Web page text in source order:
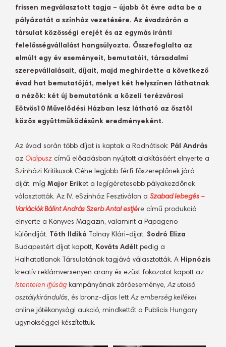
frissen megválasztott tagja – újabb öt évre adta be a
pályázatát a színház vezetésére. Az évadzárón a
társulat közösségi erejét és az egymás iránti
felelősségvállalást hangsúlyozta. Összefoglalta az
elmúlt egy év eseményeit, bemutatóit, társadalmi
szerepvállalásait, díjait, majd meghirdette a következő
évad hat bemutatóját, melyet két helyszínen láthatnak
a nézők: két új bemutatónk a közeli terézvárosi
Eötvös10 Művelődési Házban lesz látható az ősztől
közös együttműködésünk eredményeként.
Az évad során több díjat is kaptak a Radnótisok: Pál András
az Oidipusz című előadásban nyújtott alakításáért elnyerte a
Színházi Kritikusok Céhe legjobb férfi főszereplőnek járó
díját, míg Major Eriket a legígéretesebb pályakezdőnek
választották. Az IV. eSzínház Fesztiválon a Szabad lebegés –
Variációk Bálint András Szerb Antal estjére című produkció
elnyerte a Könyves Magazin, valamint a Papageno
különdíját. Tóth Ildikó Tolnay Klári-díjat, Sodró Eliza
Budapestért díjat kapott, Kováts Adélt pedig a
Halhatatlanok Társulatának tagjává választották. A Hipnózis
kreatív reklámversenyen arany és ezüst fokozatot kapott az
Istentelen ifjúság kampányának záróeseménye, Az utolsó
osztálykirándulás, és bronz-díjas lett Az emberség kellékei
online jótékonysági aukció, mindkettőt a Publicis Hungary
ügynökséggel készítettük.